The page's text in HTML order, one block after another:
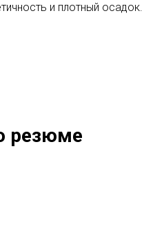
и плотный осадок.
резюме